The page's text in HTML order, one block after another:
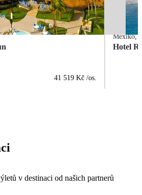
41 519 Kč /os.
Mexiko,
Hotel
v destinaci od našich partnerů